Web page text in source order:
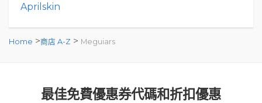
Aprilskin
Home >商店 A-Z > Meguiars
最佳免費優惠券代碼和折扣優惠